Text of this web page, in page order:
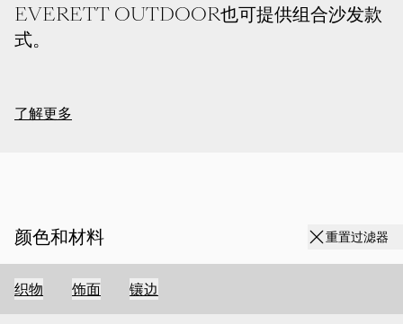
EVERETT OUTDOOR也可提供组合沙发款
式。
了解更多
颜色和材料 重置过滤器
织物 饰面 镶边